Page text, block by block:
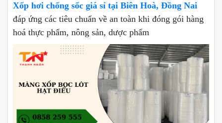
Xốp hơi chống sốc giá sỉ tại Biên Hoà, Đồng Nai
đáp ứng các tiêu chuẩn về an toàn khi đóng gói hàng
hoá thực phẩm, nông sản, dược phẩm